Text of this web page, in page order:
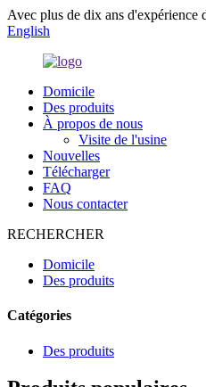
Avec plus de dix ans d'expérience
English
Domicile
Des produits
À propos de nous
Visite de l'usine
Nouvelles
Télécharger
FAQ
Nous contacter
RECHERCHER
Domicile
Des produits
Catégories
Des produits